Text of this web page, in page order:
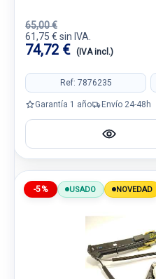
65,00 €
61,75 € sin IVA.
74,72 € (IVA incl.)
Ref: 7876235
Garantía 1 año Envío 24-48h
-5% USADO NOVEDAD